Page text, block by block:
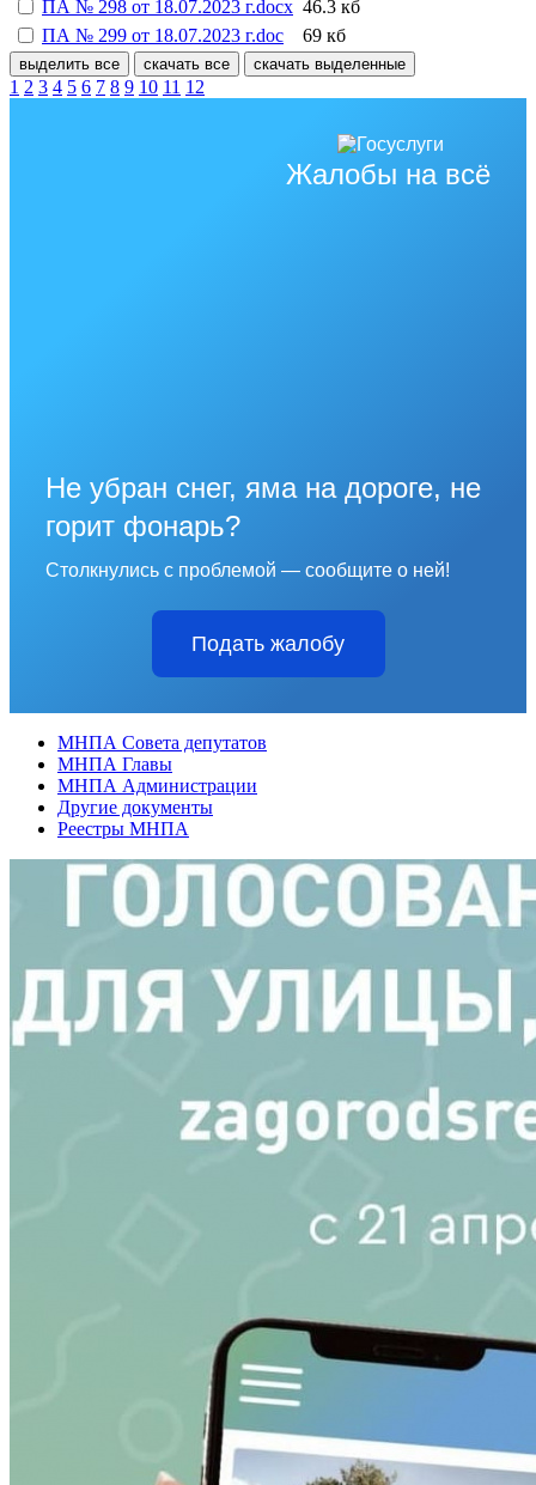
ПА № 298 от 18.07.2023 г.docx 46.3 кб
ПА № 299 от 18.07.2023 г.doc
69 кб
выделить все скачать все скачать выделенные
1 2 3 4 5 6 7 8 9 10 11 12
Жалобы на всё
Не убран снег, яма на дороге, не
горит фонарь?
Столкнулись с проблемой — сообщите о ней!
Подать жалобу
МНПА Совета депутатов
МНПА Главы
МНПА Администрации
Другие документы
Реестры МНПА